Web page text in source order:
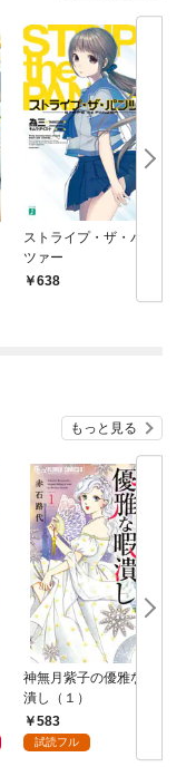
ストライプ・ザ・パン
ツァー
638
もっと見る
神無月紫子の優雅な暇
潰し（１）
583
試読フル